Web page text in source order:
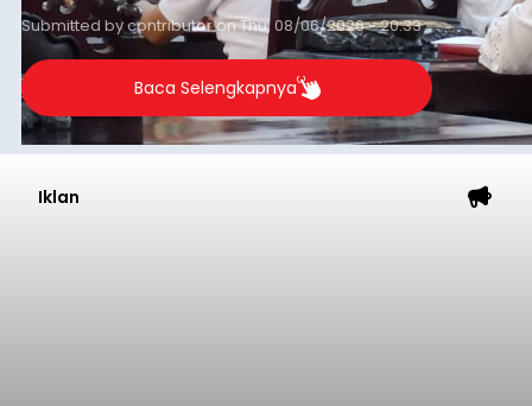
Submitted bycontributoronThu, 08/06/2026 - 20:33
Baca Selengkapnya
Iklan